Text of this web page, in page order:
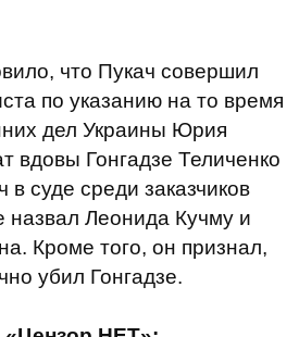
что Пукач совершил
по указанию на то время
дел Украины Юрия
вдовы Гонгадзе Теличенко
в суде среди заказчиков
назвал Леонида Кучму и
Кроме того, он признал,
убил Гонгадзе.